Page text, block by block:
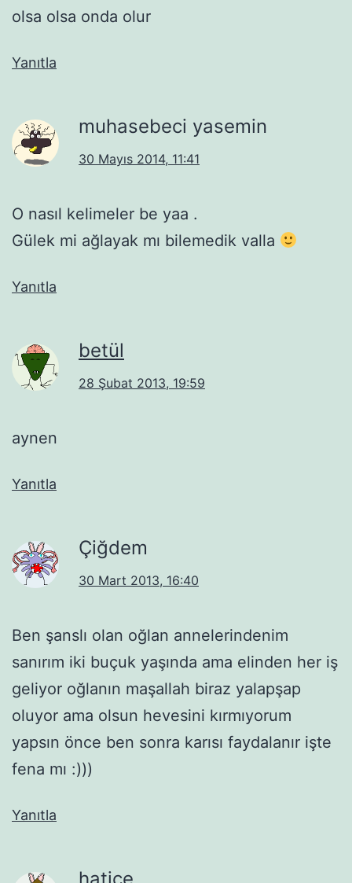
olsa olsa onda olur
Yanıtla
muhasebeci yasemin
30 Mayıs 2014, 11:41
O nasıl kelimeler be yaa .
Gülek mi ağlayak mı bilemedik valla
Yanıtla
betül
28 Şubat 2013, 19:59
aynen
Yanıtla
Çiğdem
30 Mart 2013, 16:40
Ben şanslı olan oğlan annelerindenim
sanırım iki buçuk yaşında ama elinden her iş
geliyor oğlanın maşallah biraz yalapşap
oluyor ama olsun hevesini kırmıyorum
yapsın önce ben sonra karısı faydalanır işte
fena mı :)))
Yanıtla
hatice